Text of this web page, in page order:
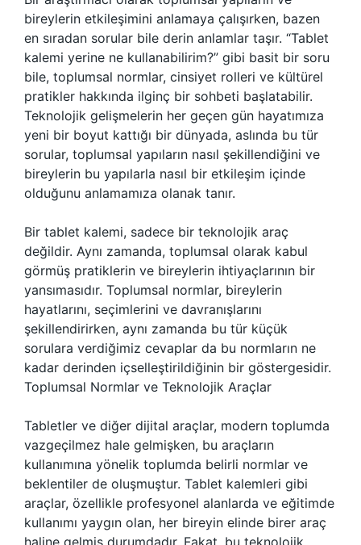
bireylerin etkileşimini anlamaya çalışırken, bazen
en sıradan sorular bile derin anlamlar taşır. “Tablet
kalemi yerine ne kullanabilirim?” gibi basit bir soru
bile, toplumsal normlar, cinsiyet rolleri ve kültürel
pratikler hakkında ilginç bir sohbeti başlatabilir.
Teknolojik gelişmelerin her geçen gün hayatımıza
yeni bir boyut kattığı bir dünyada, aslında bu tür
sorular, toplumsal yapıların nasıl şekillendiğini ve
bireylerin bu yapılarla nasıl bir etkileşim içinde
olduğunu anlamamıza olanak tanır.
Bir tablet kalemi, sadece bir teknolojik araç
değildir. Aynı zamanda, toplumsal olarak kabul
görmüş pratiklerin ve bireylerin ihtiyaçlarının bir
yansımasıdır. Toplumsal normlar, bireylerin
hayatlarını, seçimlerini ve davranışlarını
şekillendirirken, aynı zamanda bu tür küçük
sorulara verdiğimiz cevaplar da bu normların ne
kadar derinden içselleştirildiğinin bir göstergesidir.
Toplumsal Normlar ve Teknolojik Araçlar
Tabletler ve diğer dijital araçlar, modern toplumda
vazgeçilmez hale gelmişken, bu araçların
kullanımına yönelik toplumda belirli normlar ve
beklentiler de oluşmuştur. Tablet kalemleri gibi
araçlar, özellikle profesyonel alanlarda ve eğitimde
kullanımı yaygın olan, her bireyin elinde birer araç
haline gelmiş durumdadır. Fakat, bu teknolojik